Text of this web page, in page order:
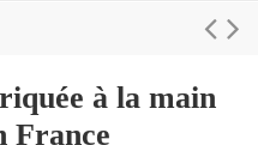
à la main
France